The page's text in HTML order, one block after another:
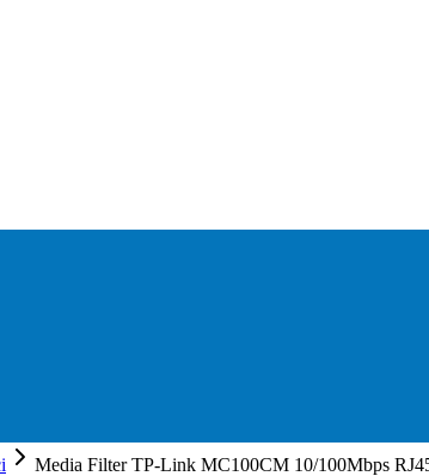
Media Filter TP-Link MC100CM 10/100Mbps